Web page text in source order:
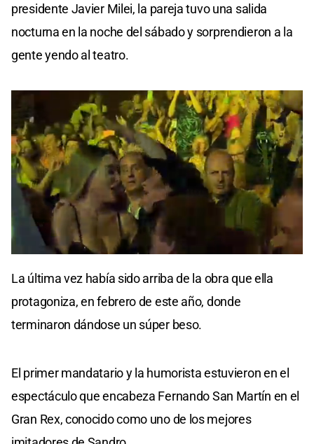
presidente Javier Milei, la pareja tuvo una salida
nocturna en la noche del sábado y sorprendieron a la
gente yendo al teatro.
seconds
of
seconds
La última vez había sido arriba de la obra que ella
protagoniza, en febrero de este año, donde
terminaron dándose un súper beso.
El primer mandatario y la humorista estuvieron en el
espectáculo que encabeza Fernando San Martín en el
Gran Rex, conocido como uno de los mejores